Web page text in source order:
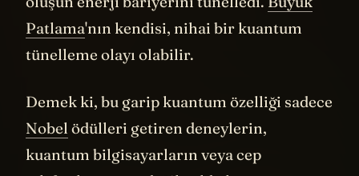
oluşun enerji bariyerini tünelledi. Büyük
Patlama'nın kendisi, nihai bir kuantum
tünelleme olayı olabilir.
Demek ki, bu garip kuantum özelliği sadece
Nobel ödülleri getiren deneylerin,
kuantum bilgisayarların veya cep